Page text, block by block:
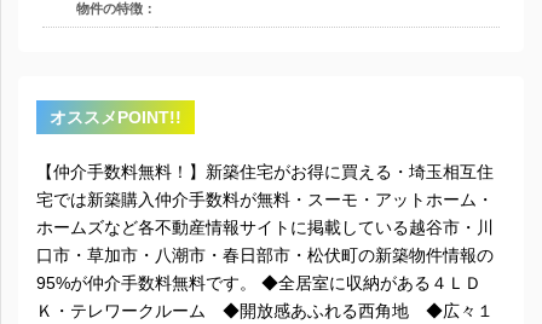
物件の特徴：
オススメPOINT!!
【仲介手数料無料！】新築住宅がお得に買える・埼玉相互住
宅では新築購入仲介手数料が無料・スーモ・アットホーム・
ホームズなど各不動産情報サイトに掲載している越谷市・川
口市・草加市・八潮市・春日部市・松伏町の新築物件情報の
95%が仲介手数料無料です。 ◆全居室に収納がある４ＬＤ
Ｋ・テレワークルーム ◆開放感あふれる西角地 ◆広々１